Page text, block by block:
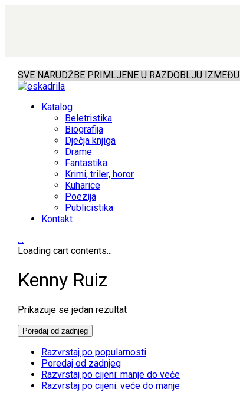
SVE NARUDŽBE PRIMLJENE U RAZDOBLJU
Katalog
Beletristika
Biografija
Dječja knjiga
Drame
Fantastika
Krimi, triler, horor
Kuharice
Poezija
Publicistika
Kontakt
…
Loading cart contents...
Kenny Ruiz
Prikazuje se jedan rezultat
Poredaj od zadnjeg
Razvrstaj po popularnosti
Poredaj od zadnjeg
Razvrstaj po cijeni: manje do veće
Razvrstaj po cijeni: veće do manje